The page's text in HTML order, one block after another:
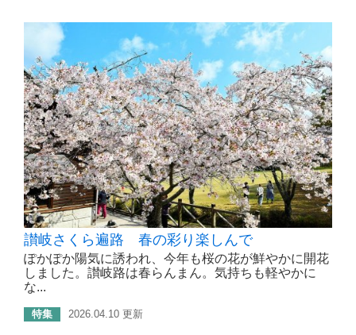
讃岐さくら遍路 春の彩り楽しんで
ぽかぽか陽気に誘われ、今年も桜の花が鮮やかに開花
しました。讃岐路は春らんまん。気持ちも軽やかに
な...
特集 2026.04.10 更新